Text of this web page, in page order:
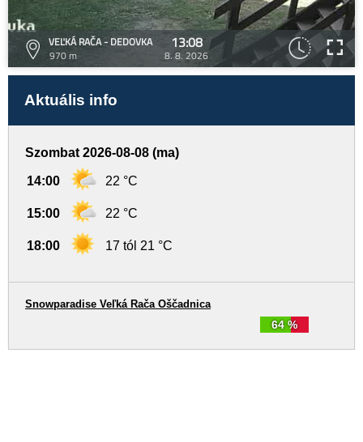
VEĽKÁ RAČA - DEDOVKA
970 m
13:08
8. 8. 2026
Aktuális info
Szombat 2026-08-08 (ma)
14:00 22 °C
15:00 22 °C
18:00 17 tól 21 °C
64 %
Snowparadise Veľká Rača Oščadnica